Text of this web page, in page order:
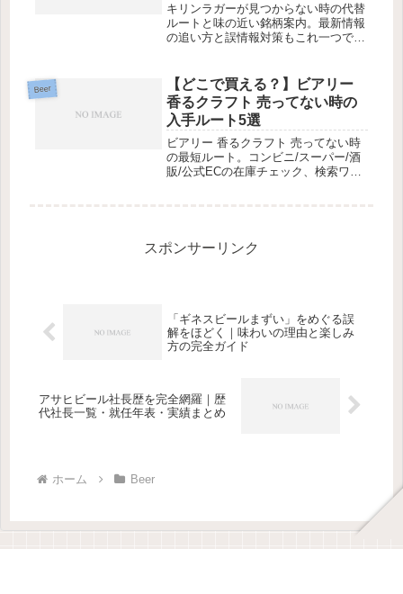
キリンラガーが見つからない時の代替
ルートと味の近い銘柄案内。最新情報
の追い方と誤情報対策もこれ一つで
Beer
【どこで買える？】ビアリー
香るクラフト 売ってない時の
入手ルート5選
ビアリー 香るクラフト 売ってない時
の最短ルート。コンビニ/スーパー/酒
販/公式ECの在庫チェック、検索ワー
スポンサーリンク
「ギネスビールまずい」をめぐる誤
解をほどく｜味わいの理由と楽しみ
方の完全ガイド
アサヒビール社長歴を完全網羅｜歴
代社長一覧・就任年表・実績まとめ
ホーム Beer